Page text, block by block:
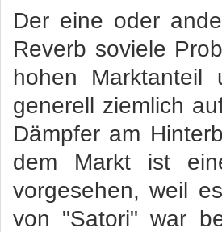
Der eine oder
Reverb soviele
hohen
generell ziemlich
Dämpfer am
dem Markt ist
vorgesehen, weil
von "Satori" war